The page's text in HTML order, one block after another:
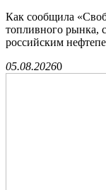
Как сообщила
топливного рынка,
российским
05.08.20260